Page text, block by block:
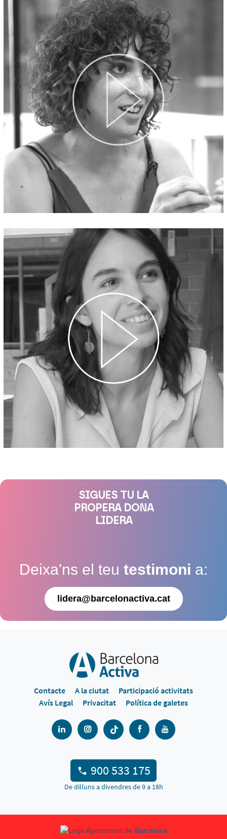
SIGUES TU LA
PROPERA DONA
LIDERA
Deixa'ns el teu testimoni a:
lidera@barcelonactiva.cat
Contacte A la ciutat
Participació activitats
Avís Legal
Privacitat Política de galetes
900 533 175
De dilluns a divendres de 9 a 18h